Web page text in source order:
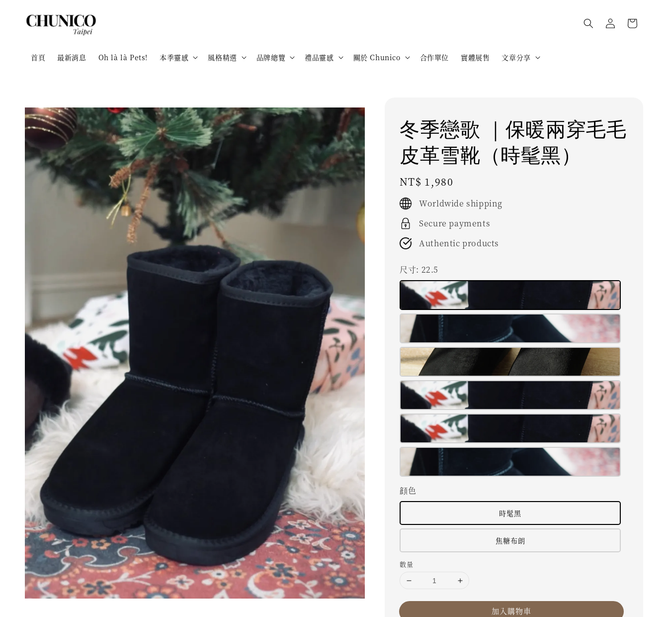
首頁 最新消息 Oh là là Pets! 本季靈感 風格精選 品牌總覽 禮品靈感 關於 Chunico 合作單位 實體展售 文章分享
冬季戀歌 ｜保暖兩穿毛毛
皮革雪靴（時髦黑）
Regular
price
NT$ 1,980
Worldwide shipping
Secure payments
Authentic products
尺寸: 22.5
顔色
時髦黑
焦糖布朗
數量
加入購物車